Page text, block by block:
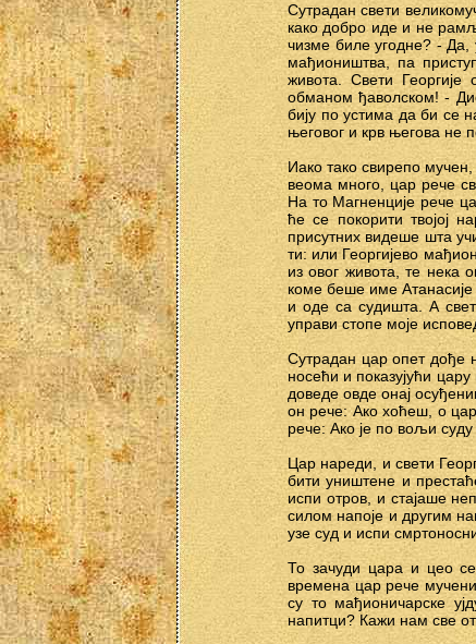
Сутрадан свети
како добро иде и не
чизме биле угодне? -
мађиоништва, па
живота. Свети
обманом ђаволском! -
бију по устима да би се
његовог и крв његова не
Иако тако свирепо
веома много, цар рече
На то Магненције рече
ће се покорити твојој
присутних видеше шта
ти: или Георгијево
из овог живота, те нека
коме беше име
и оде са судишта. А
управи стопе моје
Сутрадан цар опет дође
носећи и показујући
доведе овде онај
он рече: Ако хоћеш, о
рече: Ако је по вољи суду
Цар нареди, и свети
бити уништене и
испи отров, и стајаше
силом напоје и другим
узе суд и испи
То зачуди цара и цео
времена цар рече
су то мађионичарске
напитци? Кажи нам све